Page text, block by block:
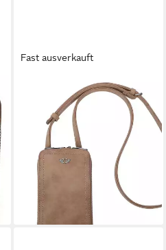
Fast ausverkauft
FRITZI AUS PREUSSEN
Handytasche Vintage
27,35 € UVP
lieferbar - in 2-3 Werktagen bei dir